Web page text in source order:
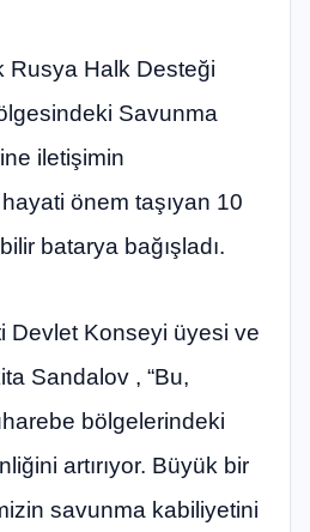
Rusya Halk Desteği
Savunma
iletişimin
önem taşıyan 10
batarya bağışladı.
Devlet Konseyi üyesi ve
Sandalov , “Bu,
bölgelerindeki
artırıyor. Büyük bir
savunma kabiliyetini